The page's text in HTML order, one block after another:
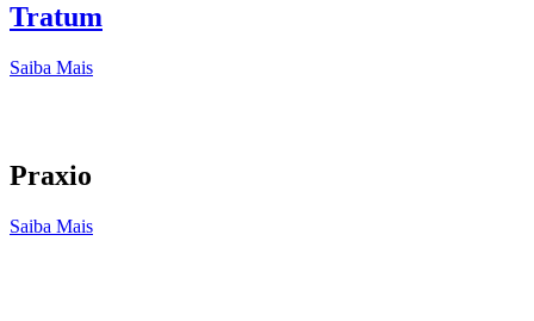
Tratum
Saiba Mais
Praxio
Saiba Mais